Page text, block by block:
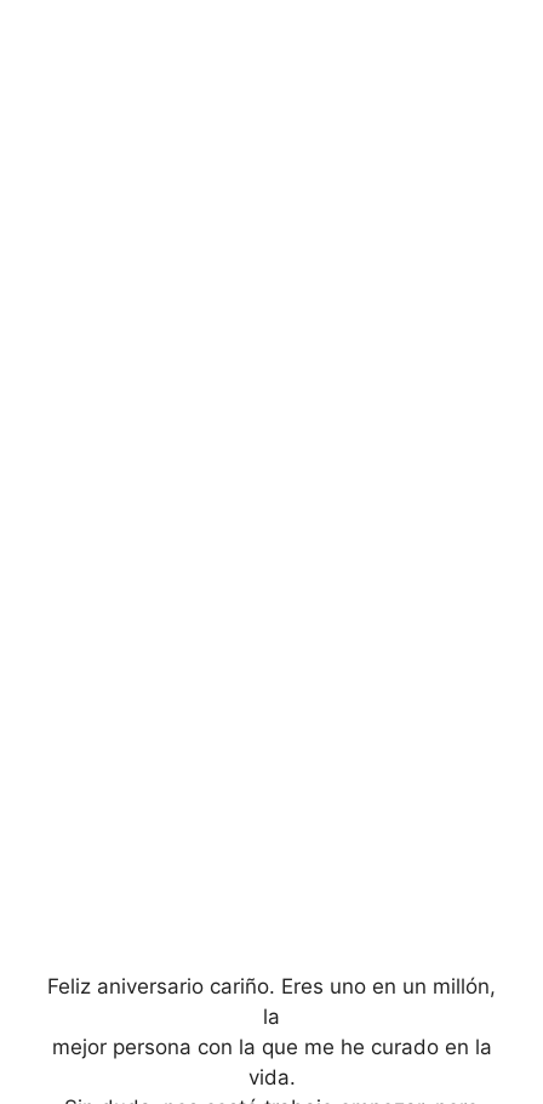
Feliz aniversario cariño. Eres uno en un millón,
la
mejor persona con la que me he curado en la
vida.